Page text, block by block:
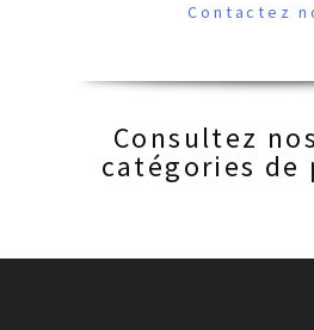
Contactez
Consultez
catégories de